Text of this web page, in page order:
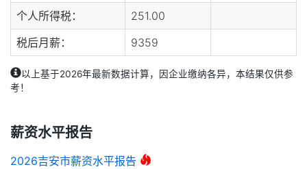
个人所得税：
251.00
税后月薪：
9359
以上基于2026年最新数据计算，因企业缴纳各异，本结果仅供参
考！
薪资水平报告
2026吉安市薪资水平报告